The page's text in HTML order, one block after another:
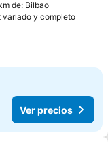
de: Bilbao
variado y completoVer
Ver precios